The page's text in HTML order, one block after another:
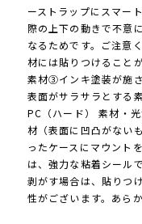
ーストラップにスマー
際の上下の動きで不意
なるためです。ご注意
材には貼りつけること
素材③インキ塗装が施
表面がサラサラとする
PC（ハード） 素材・
材（表面に凹凸がない
ったケースにマウント
は、強力な粘着シール
剥がす場合は、貼りつ
性がございます。あら